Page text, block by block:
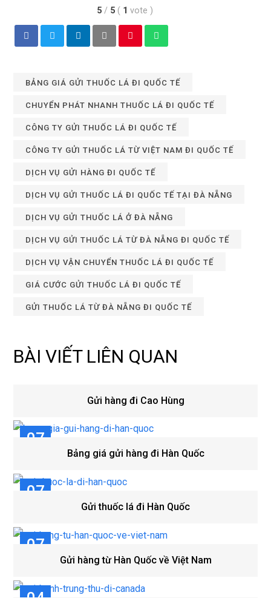
5 / 5 ( 1 vote )
BẢNG GIÁ GỬI THUỐC LÁ ĐI QUỐC TẾ
CHUYỂN PHÁT NHANH THUỐC LÁ ĐI QUỐC TẾ
CÔNG TY GỬI THUỐC LÁ ĐI QUỐC TẾ
CÔNG TY GỬI THUỐC LÁ TỪ VIỆT NAM ĐI QUỐC TẾ
DỊCH VỤ GỬI HÀNG ĐI QUỐC TẾ
DỊCH VỤ GỬI THUỐC LÁ ĐI QUỐC TẾ TẠI ĐÀ NẴNG
DỊCH VỤ GỬI THUỐC LÁ Ở ĐÀ NẴNG
DỊCH VỤ GỬI THUỐC LÁ TỪ ĐÀ NẴNG ĐI QUỐC TẾ
DỊCH VỤ VẬN CHUYỂN THUỐC LÁ ĐI QUỐC TẾ
GIÁ CƯỚC GỬI THUỐC LÁ ĐI QUỐC TẾ
GỬI THUỐC LÁ TỪ ĐÀ NẴNG ĐI QUỐC TẾ
BÀI VIẾT LIÊN QUAN
Gửi hàng đi Cao Hùng
07
Bảng giá gửi hàng đi Hàn Quốc
07
Gửi thuốc lá đi Hàn Quốc
07
Gửi hàng từ Hàn Quốc về Việt Nam